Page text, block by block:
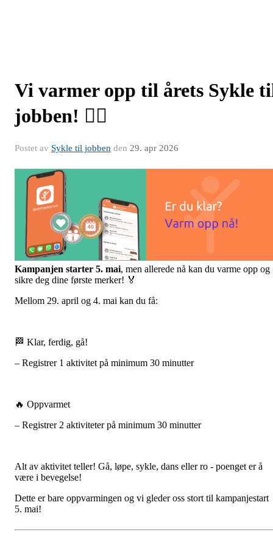
Vi varmer opp til årets Sykle
jobben! 🚴‍♀️
Postet av Sykle til jobben den 29. apr 2026
Kampanjen starter 5. mai, men allerede nå kan du varme opp og
sikre deg dine første merker! 🏅
Mellom 29. april og 4. mai kan du få:
🏁 Klar, ferdig, gå!
– Registrer 1 aktivitet på minimum 30 minutter
🔥 Oppvarmet
– Registrer 2 aktiviteter på minimum 30 minutter
Alt av aktivitet teller! Gå, løpe, sykle, dans eller ro - poenget er å
være i bevegelse!
Dette er bare oppvarmingen og vi gleder oss stort til kampanjestart
5. mai!